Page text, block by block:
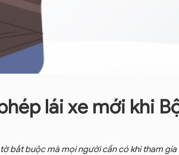
lái xe mới khi
bắt buộc mà mọi người cần có khi tham